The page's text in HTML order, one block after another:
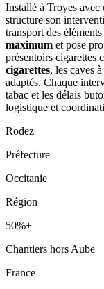
Installé à Troyes
structure son
transport des
maximum et pose
présentoirs cigarettes
cigarettes, les caves
adaptés. Chaque
tabac et les délais
logistique et
Rodez
Préfecture
Occitanie
Région
50%+
Chantiers hors Aube
France